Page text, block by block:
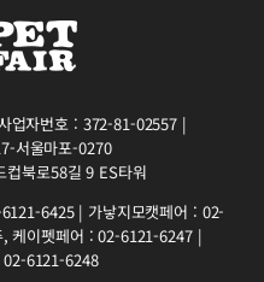
업자번호 : 372-81-02557 |
서울마포-0270
컵북로58길 9 ES타워
6425 | 가낳지모캣페어 : 02-
, 케이펫페어 : 02-6121-6247 |
02-6121-6248